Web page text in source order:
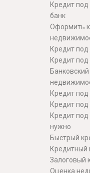
Кредит
банк
Оформить
Кредит
Кредит
Кредит
Кредит
Кредит
нужно
Быстрый
Кредитный
Залоговый
Оценка